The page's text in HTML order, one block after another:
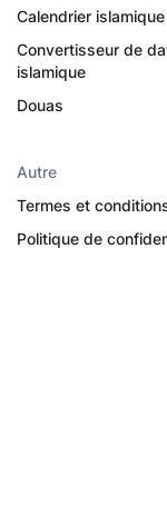
Calendrier islamique
Convertisseur de
islamique
Douas
Autre
Termes et
Politique de